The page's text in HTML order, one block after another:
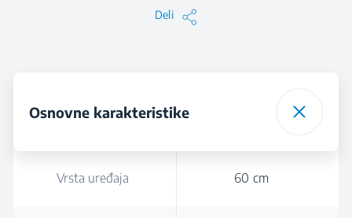
Deli
Osnovne karakteristike
Vrsta uređaja 60 cm